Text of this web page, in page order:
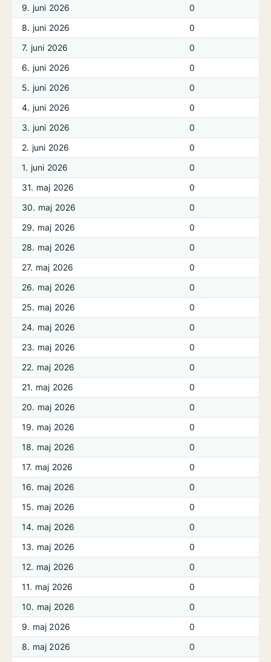
9. juni 2026
0
8. juni 2026
0
7. juni 2026
0
6. juni 2026
0
5. juni 2026
0
4. juni 2026
0
3. juni 2026
0
2. juni 2026
0
1. juni 2026
0
31. maj 2026
0
30. maj 2026
0
29. maj 2026
0
28. maj 2026
0
27. maj 2026
0
26. maj 2026
0
25. maj 2026
0
24. maj 2026
0
23. maj 2026
0
22. maj 2026
0
21. maj 2026
0
20. maj 2026
0
19. maj 2026
0
18. maj 2026
0
17. maj 2026
0
16. maj 2026
0
15. maj 2026
0
14. maj 2026
0
13. maj 2026
0
12. maj 2026
0
11. maj 2026
0
10. maj 2026
0
9. maj 2026
0
8. maj 2026
0